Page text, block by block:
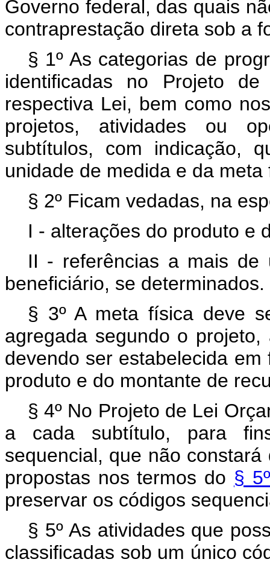
Governo federal, das quais
contraprestação direta sob a
§ 1º As categorias de
identificadas no Projeto
respectiva Lei, bem como
projetos, atividades ou
subtítulos, com indicação,
unidade de medida e da meta
§ 2º Ficam vedadas, na
I - alterações do produto e
II - referências a mais de
beneficiário, se determinados.
§ 3º A meta física deve
agregada segundo o
devendo ser estabelecida
produto e do montante de
§ 4º No Projeto de Lei
a cada subtítulo, para
sequencial, que não
propostas nos termos do §
preservar os códigos
§ 5º As atividades que
classificadas sob um único